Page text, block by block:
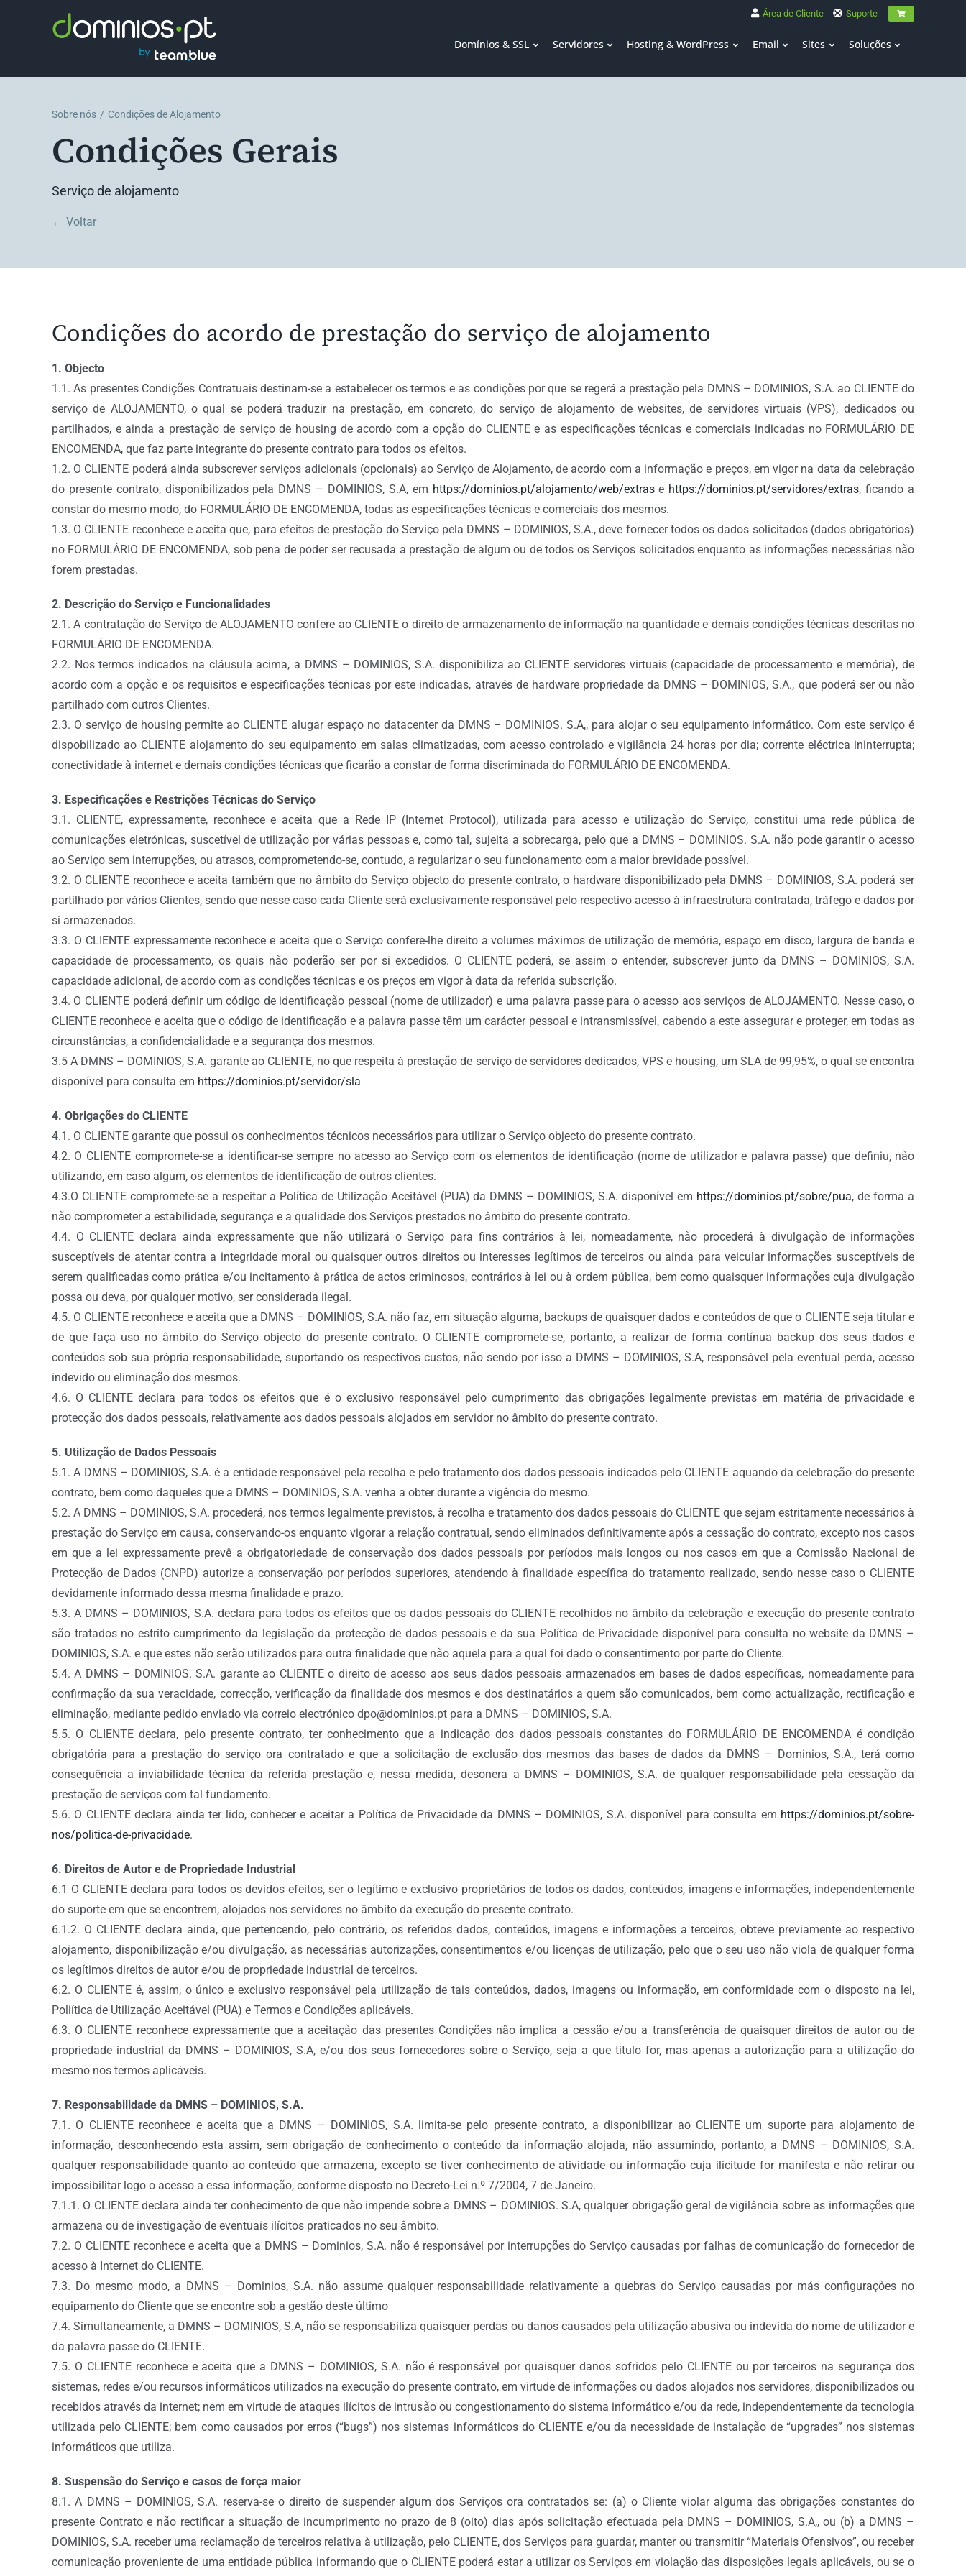
Área de Cliente Suporte
Domínios & SSL Servidores Hosting & WordPress Email Sites Soluções
Sobre nós Condições de Alojamento
Condições Gerais
Serviço de alojamento
← Voltar
Condições do acordo de prestação do serviço de alojamento
1. Objecto
1.1. As presentes Condições Contratuais destinam-se a estabelecer os termos e as condições por que se regerá a prestação pela DMNS – DOMINIOS, S.A. ao CLIENTE do
serviço de ALOJAMENTO, o qual se poderá traduzir na prestação, em concreto, do serviço de alojamento de websites, de servidores virtuais (VPS), dedicados ou
partilhados, e ainda a prestação de serviço de housing de acordo com a opção do CLIENTE e as especificações técnicas e comerciais indicadas no FORMULÁRIO DE
ENCOMENDA, que faz parte integrante do presente contrato para todos os efeitos.
1.2. O CLIENTE poderá ainda subscrever serviços adicionais (opcionais) ao Serviço de Alojamento, de acordo com a informação e preços, em vigor na data da celebração
do presente contrato, disponibilizados pela DMNS – DOMINIOS, S.A, em https://dominios.pt/alojamento/web/extrase https://dominios.pt/servidores/extras, ficando a
constar do mesmo modo, do FORMULÁRIO DE ENCOMENDA, todas as especificações técnicas e comerciais dos mesmos.
1.3. O CLIENTE reconhece e aceita que, para efeitos de prestação do Serviço pela DMNS – DOMINIOS, S.A., deve fornecer todos os dados solicitados (dados obrigatórios)
no FORMULÁRIO DE ENCOMENDA, sob pena de poder ser recusada a prestação de algum ou de todos os Serviços solicitados enquanto as informações necessárias não
forem prestadas.
2. Descrição do Serviço e Funcionalidades
2.1. A contratação do Serviço de ALOJAMENTO confere ao CLIENTE o direito de armazenamento de informação na quantidade e demais condições técnicas descritas no
FORMULÁRIO DE ENCOMENDA.
2.2. Nos termos indicados na cláusula acima, a DMNS – DOMINIOS, S.A. disponibiliza ao CLIENTE servidores virtuais (capacidade de processamento e memória), de
acordo com a opção e os requisitos e especificações técnicas por este indicadas, através de hardware propriedade da DMNS – DOMINIOS, S.A., que poderá ser ou não
partilhado com outros Clientes.
2.3. O serviço de housing permite ao CLIENTE alugar espaço no datacenter da DMNS – DOMINIOS. S.A,, para alojar o seu equipamento informático. Com este serviço é
dispobilizado ao CLIENTE alojamento do seu equipamento em salas climatizadas, com acesso controlado e vigilância 24 horas por dia; corrente eléctrica ininterrupta;
conectividade à internet e demais condições técnicas que ficarão a constar de forma discriminada do FORMULÁRIO DE ENCOMENDA.
3. Especificações e Restrições Técnicas do Serviço
3.1. CLIENTE, expressamente, reconhece e aceita que a Rede IP (Internet Protocol), utilizada para acesso e utilização do Serviço, constitui uma rede pública de
comunicações eletrónicas, suscetível de utilização por várias pessoas e, como tal, sujeita a sobrecarga, pelo que a DMNS – DOMINIOS. S.A. não pode garantir o acesso
ao Serviço sem interrupções, ou atrasos, comprometendo-se, contudo, a regularizar o seu funcionamento com a maior brevidade possível.
3.2. O CLIENTE reconhece e aceita também que no âmbito do Serviço objecto do presente contrato, o hardware disponibilizado pela DMNS – DOMINIOS, S.A. poderá ser
partilhado por vários Clientes, sendo que nesse caso cada Cliente será exclusivamente responsável pelo respectivo acesso à infraestrutura contratada, tráfego e dados por
si armazenados.
3.3. O CLIENTE expressamente reconhece e aceita que o Serviço confere-lhe direito a volumes máximos de utilização de memória, espaço em disco, largura de banda e
capacidade de processamento, os quais não poderão ser por si excedidos. O CLIENTE poderá, se assim o entender, subscrever junto da DMNS – DOMINIOS, S.A.
capacidade adicional, de acordo com as condições técnicas e os preços em vigor à data da referida subscrição.
3.4. O CLIENTE poderá definir um código de identificação pessoal (nome de utilizador) e uma palavra passe para o acesso aos serviços de ALOJAMENTO. Nesse caso, o
CLIENTE reconhece e aceita que o código de identificação e a palavra passe têm um carácter pessoal e intransmissível, cabendo a este assegurar e proteger, em todas as
circunstâncias, a confidencialidade e a segurança dos mesmos.
3.5 A DMNS – DOMINIOS, S.A. garante ao CLIENTE, no que respeita à prestação de serviço de servidores dedicados, VPS e housing, um SLA de 99,95%, o qual se encontra
disponível para consulta em https://dominios.pt/servidor/sla
4. Obrigações do CLIENTE
4.1. O CLIENTE garante que possui os conhecimentos técnicos necessários para utilizar o Serviço objecto do presente contrato.
4.2. O CLIENTE compromete-se a identificar-se sempre no acesso ao Serviço com os elementos de identificação (nome de utilizador e palavra passe) que definiu, não
utilizando, em caso algum, os elementos de identificação de outros clientes.
4.3.O CLIENTE compromete-se a respeitar a Política de Utilização Aceitável (PUA) da DMNS – DOMINIOS, S.A. disponível em https://dominios.pt/sobre/pua, de forma a
não comprometer a estabilidade, segurança e a qualidade dos Serviços prestados no âmbito do presente contrato.
4.4. O CLIENTE declara ainda expressamente que não utilizará o Serviço para fins contrários à lei, nomeadamente, não procederá à divulgação de informações
susceptíveis de atentar contra a integridade moral ou quaisquer outros direitos ou interesses legítimos de terceiros ou ainda para veicular informações susceptíveis de
serem qualificadas como prática e/ou incitamento à prática de actos criminosos, contrários à lei ou à ordem pública, bem como quaisquer informações cuja divulgação
possa ou deva, por qualquer motivo, ser considerada ilegal.
4.5. O CLIENTE reconhece e aceita que a DMNS – DOMINIOS, S.A. não faz, em situação alguma, backups de quaisquer dados e conteúdos de que o CLIENTE seja titular e
de que faça uso no âmbito do Serviço objecto do presente contrato. O CLIENTE compromete-se, portanto, a realizar de forma contínua backup dos seus dados e
conteúdos sob sua própria responsabilidade, suportando os respectivos custos, não sendo por isso a DMNS – DOMINIOS, S.A, responsável pela eventual perda, acesso
indevido ou eliminação dos mesmos.
4.6. O CLIENTE declara para todos os efeitos que é o exclusivo responsável pelo cumprimento das obrigações legalmente previstas em matéria de privacidade e
protecção dos dados pessoais, relativamente aos dados pessoais alojados em servidor no âmbito do presente contrato.
5. Utilização de Dados Pessoais
5.1. A DMNS – DOMINIOS, S.A. é a entidade responsável pela recolha e pelo tratamento dos dados pessoais indicados pelo CLIENTE aquando da celebração do presente
contrato, bem como daqueles que a DMNS – DOMINIOS, S.A. venha a obter durante a vigência do mesmo.
5.2. A DMNS – DOMINIOS, S.A. procederá, nos termos legalmente previstos, à recolha e tratamento dos dados pessoais do CLIENTE que sejam estritamente necessários à
prestação do Serviço em causa, conservando-os enquanto vigorar a relação contratual, sendo eliminados definitivamente após a cessação do contrato, excepto nos casos
em que a lei expressamente prevê a obrigatoriedade de conservação dos dados pessoais por períodos mais longos ou nos casos em que a Comissão Nacional de
Protecção de Dados (CNPD) autorize a conservação por períodos superiores, atendendo à finalidade específica do tratamento realizado, sendo nesse caso o CLIENTE
devidamente informado dessa mesma finalidade e prazo.
5.3. A DMNS – DOMINIOS, S.A. declara para todos os efeitos que os dados pessoais do CLIENTE recolhidos no âmbito da celebração e execução do presente contrato
são tratados no estrito cumprimento da legislação da protecção de dados pessoais e da sua Política de Privacidade disponível para consulta no website da DMNS –
DOMINIOS, S.A. e que estes não serão utilizados para outra finalidade que não aquela para a qual foi dado o consentimento por parte do Cliente.
5.4. A DMNS – DOMINIOS. S.A. garante ao CLIENTE o direito de acesso aos seus dados pessoais armazenados em bases de dados específicas, nomeadamente para
confirmação da sua veracidade, correcção, verificação da finalidade dos mesmos e dos destinatários a quem são comunicados, bem como actualização, rectificação e
eliminação, mediante pedido enviado via correio electrónico dpo@dominios.pt para a DMNS – DOMINIOS, S.A.
5.5. O CLIENTE declara, pelo presente contrato, ter conhecimento que a indicação dos dados pessoais constantes do FORMULÁRIO DE ENCOMENDA é condição
obrigatória para a prestação do serviço ora contratado e que a solicitação de exclusão dos mesmos das bases de dados da DMNS – Dominios, S.A., terá como
consequência a inviabilidade técnica da referida prestação e, nessa medida, desonera a DMNS – DOMINIOS, S.A. de qualquer responsabilidade pela cessação da
prestação de serviços com tal fundamento.
5.6. O CLIENTE declara ainda ter lido, conhecer e aceitar a Política de Privacidade da DMNS – DOMINIOS, S.A. disponível para consulta em https://dominios.pt/sobre-
nos/politica-de-privacidade.
6. Direitos de Autor e de Propriedade Industrial
6.1 O CLIENTE declara para todos os devidos efeitos, ser o legítimo e exclusivo proprietários de todos os dados, conteúdos, imagens e informações, independentemente
do suporte em que se encontrem, alojados nos servidores no âmbito da execução do presente contrato.
6.1.2. O CLIENTE declara ainda, que pertencendo, pelo contrário, os referidos dados, conteúdos, imagens e informações a terceiros, obteve previamente ao respectivo
alojamento, disponibilização e/ou divulgação, as necessárias autorizações, consentimentos e/ou licenças de utilização, pelo que o seu uso não viola de qualquer forma
os legítimos direitos de autor e/ou de propriedade industrial de terceiros.
6.2. O CLIENTE é, assim, o único e exclusivo responsável pela utilização de tais conteúdos, dados, imagens ou informação, em conformidade com o disposto na lei,
Poliítica de Utilização Aceitável (PUA) e Termos e Condições aplicáveis.
6.3. O CLIENTE reconhece expressamente que a aceitação das presentes Condições não implica a cessão e/ou a transferência de quaisquer direitos de autor ou de
propriedade industrial da DMNS – DOMINIOS, S.A, e/ou dos seus fornecedores sobre o Serviço, seja a que titulo for, mas apenas a autorização para a utilização do
mesmo nos termos aplicáveis.
7. Responsabilidade da DMNS – DOMINIOS, S.A.
7.1. O CLIENTE reconhece e aceita que a DMNS – DOMINIOS, S.A. limita-se pelo presente contrato, a disponibilizar ao CLIENTE um suporte para alojamento de
informação, desconhecendo esta assim, sem obrigação de conhecimento o conteúdo da informação alojada, não assumindo, portanto, a DMNS – DOMINIOS, S.A.
qualquer responsabilidade quanto ao conteúdo que armazena, excepto se tiver conhecimento de atividade ou informação cuja ilicitude for manifesta e não retirar ou
impossibilitar logo o acesso a essa informação, conforme disposto no Decreto-Lei n.º 7/2004, 7 de Janeiro.
7.1.1. O CLIENTE declara ainda ter conhecimento de que não impende sobre a DMNS – DOMINIOS. S.A, qualquer obrigação geral de vigilância sobre as informações que
armazena ou de investigação de eventuais ilícitos praticados no seu âmbito.
7.2. O CLIENTE reconhece e aceita que a DMNS – Dominios, S.A. não é responsável por interrupções do Serviço causadas por falhas de comunicação do fornecedor de
acesso à Internet do CLIENTE.
7.3. Do mesmo modo, a DMNS – Dominios, S.A. não assume qualquer responsabilidade relativamente a quebras do Serviço causadas por más configurações no
equipamento do Cliente que se encontre sob a gestão deste último
7.4. Simultaneamente, a DMNS – DOMINIOS, S.A, não se responsabiliza quaisquer perdas ou danos causados pela utilização abusiva ou indevida do nome de utilizador e
da palavra passe do CLIENTE.
7.5. O CLIENTE reconhece e aceita que a DMNS – DOMINIOS, S.A. não é responsável por quaisquer danos sofridos pelo CLIENTE ou por terceiros na segurança dos
sistemas, redes e/ou recursos informáticos utilizados na execução do presente contrato, em virtude de informações ou dados alojados nos servidores, disponibilizados ou
recebidos através da internet; nem em virtude de ataques ilícitos de intrusão ou congestionamento do sistema informático e/ou da rede, independentemente da tecnologia
utilizada pelo CLIENTE; bem como causados por erros (“bugs”) nos sistemas informáticos do CLIENTE e/ou da necessidade de instalação de “upgrades” nos sistemas
informáticos que utiliza.
8. Suspensão do Serviço e casos de força maior
8.1. A DMNS – DOMINIOS, S.A. reserva-se o direito de suspender algum dos Serviços ora contratados se: (a) o Cliente violar alguma das obrigações constantes do
presente Contrato e não rectificar a situação de incumprimento no prazo de 8 (oito) dias após solicitação efectuada pela DMNS – DOMINIOS, S.A,, ou (b) a DMNS –
DOMINIOS, S.A. receber uma reclamação de terceiros relativa à utilização, pelo CLIENTE, dos Serviços para guardar, manter ou transmitir “Materiais Ofensivos”, ou receber
comunicação proveniente de uma entidade pública informando que o CLIENTE poderá estar a utilizar os Serviços em violação das disposições legais aplicáveis, ou se o